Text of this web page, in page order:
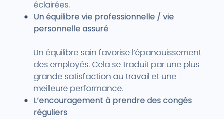
éclairées.
Un équilibre vie professionnelle / vie
personnelle assuré
Un équilibre sain favorise l’épanouissement
des employés. Cela se traduit par une plus
grande satisfaction au travail et une
meilleure performance.
L’encouragement à prendre des congés
réguliers